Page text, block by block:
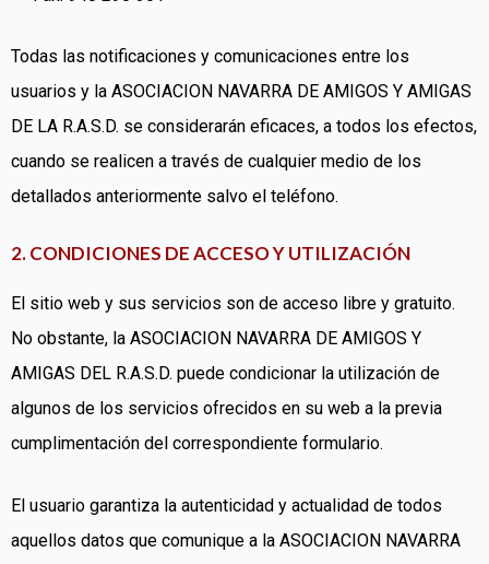
Todas las notificaciones y comunicaciones entre los
usuarios y la ASOCIACION NAVARRA DE AMIGOS Y AMIGAS
DE LA R.A.S.D. se considerarán eficaces, a todos los efectos,
cuando se realicen a través de cualquier medio de los
detallados anteriormente salvo el teléfono.
2. CONDICIONES DE ACCESO Y UTILIZACIÓN
El sitio web y sus servicios son de acceso libre y gratuito.
No obstante, la ASOCIACION NAVARRA DE AMIGOS Y
AMIGAS DEL R.A.S.D. puede condicionar la utilización de
algunos de los servicios ofrecidos en su web a la previa
cumplimentación del correspondiente formulario.
El usuario garantiza la autenticidad y actualidad de todos
aquellos datos que comunique a la ASOCIACION NAVARRA